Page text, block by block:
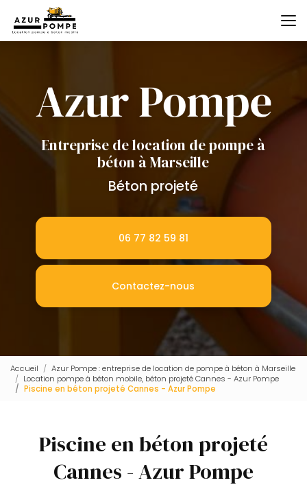
contenu
principal
Entreprise de location de pompe à
béton à Marseille
Béton projeté
06 77 82 59 81
Contactez-nous
Accueil
Azur Pompe : entreprise de location de pompe à béton à Marseille
Location pompe à béton mobile, béton projeté Cannes - Azur Pompe
Piscine en béton projeté Cannes - Azur Pompe
Piscine en béton projeté
Cannes - Azur Pompe